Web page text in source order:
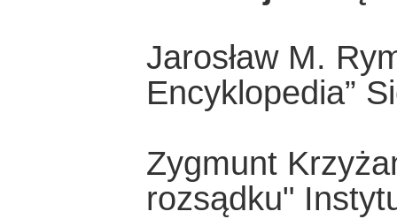
Jarosław M.
Encyklopedia”
Zygmunt
rozsądku"